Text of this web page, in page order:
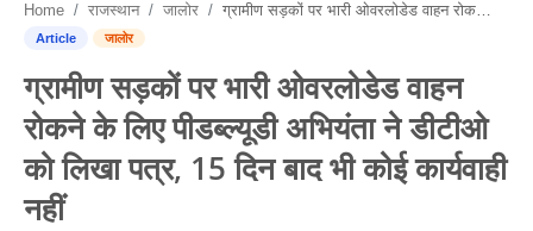
हमारे बारे में
शिक्षा
स्वास्थ्य
राजस्थान
Home राजस्थान जालोर ग्रामीण सड़कों पर भारी ओवरलोडेड वाहन रोकने के लिए पीडब्ल्यूडी अभियंता ने डीटीओ को लिखा पत्र, 15 दिन बाद भी कोई कार्यवाही नहीं
Article जालोर
ग्रामीण सड़कों पर भारी ओवरलोडेड वाहन
रोकने के लिए पीडब्ल्यूडी अभियंता ने डीटीओ
को लिखा पत्र, 15 दिन बाद भी कोई कार्यवाही
नहीं